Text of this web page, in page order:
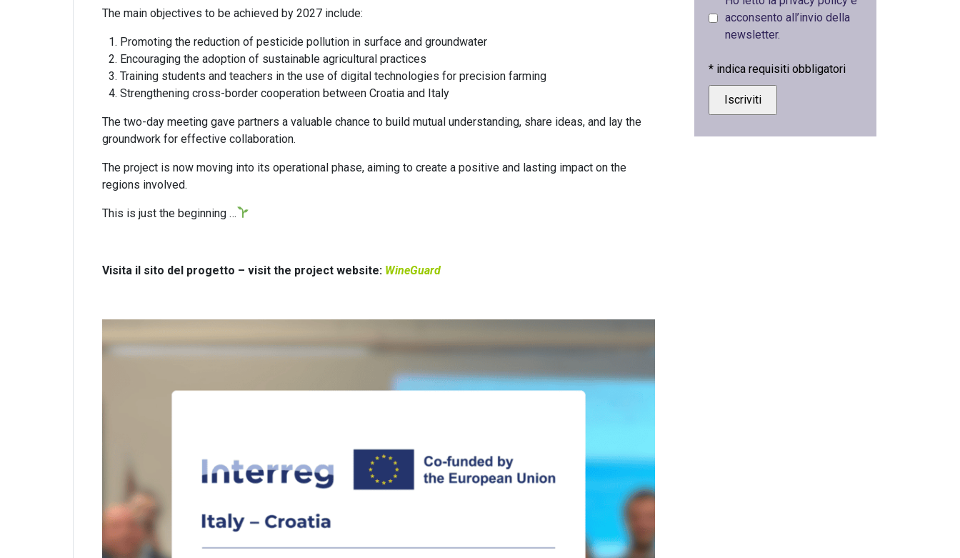
The main objectives to be achieved by 2027 include:
Promoting the reduction of pesticide pollution in surface and groundwater
Encouraging the adoption of sustainable agricultural practices
Training students and teachers in the use of digital technologies for precision farming
Strengthening cross-border cooperation between Croatia and Italy
The two-day meeting gave partners a valuable chance to build mutual understanding, share ideas, and lay the
groundwork for effective collaboration.
The project is now moving into its operational phase, aiming to create a positive and lasting impact on the
regions involved.
This is just the beginning …
Visita il sito del progetto – visit the project website: WineGuard
acconsento all’invio della
newsletter.
* indica requisiti obbligatori